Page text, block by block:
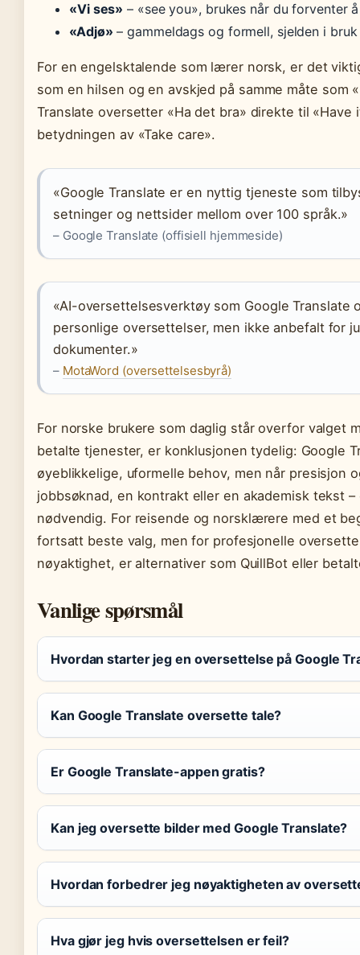
«Vi ses» – «see you», brukes når du forventer
«Adjø» – gammeldags og formell, sjelden i bruk
For en engelsktalende som lærer norsk, er det
som en hilsen og en avskjed på samme måte som
Translate oversetter «Ha det bra» direkte til
betydningen av «Take care».
«Google Translate er en nyttig tjeneste som
setninger og nettsider mellom over 100 språk.»
– Google Translate (offisiell hjemmeside)
«AI-oversettelsesverktøy som Google
personlige oversettelser, men ikke anbefalt for
dokumenter.»
– MotaWord (oversettelsesbyrå)
For norske brukere som daglig står overfor valget
betalte tjenester, er konklusjonen tydelig: Google
øyeblikkelige, uformelle behov, men når presisjon
jobbsøknad, en kontrakt eller en akademisk tekst
nødvendig. For reisende og norsklærere med et
fortsatt beste valg, men for profesjonelle
nøyaktighet, er alternativer som QuillBot eller
Vanlige spørsmål
Hvordan starter jeg en oversettelse på Google
Kan Google Translate oversette tale?
Er Google Translate-appen gratis?
Kan jeg oversette bilder med Google Translate?
Hvordan forbedrer jeg nøyaktigheten av
Hva gjør jeg hvis oversettelsen er feil?